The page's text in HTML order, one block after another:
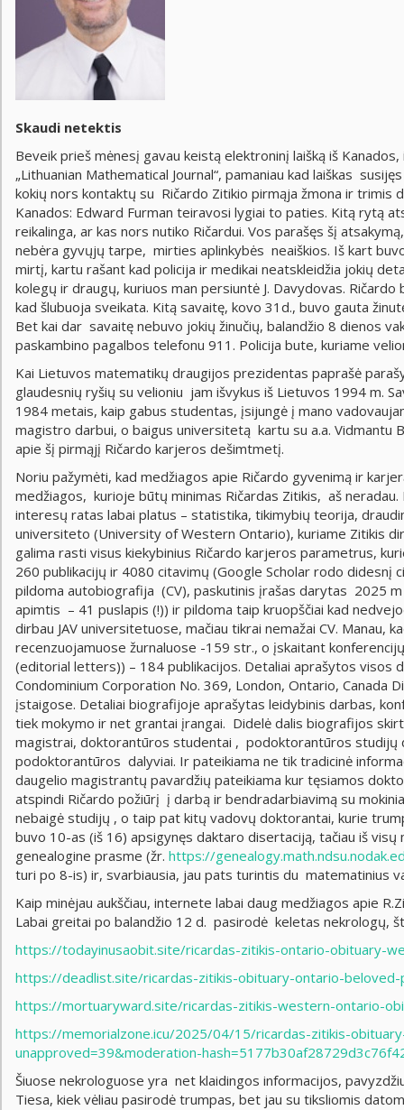
Skaudi netektis
Beveik prieš mėnesį gavau keistą elektroninį laišką iš
„Lithuanian Mathematical Journal“, pamaniau kad laiškas
kokių nors kontaktų su Ričardo Zitikio pirmąja žmona ir trimis
Kanados: Edward Furman teiravosi lygiai to paties. Kitą rytą
reikalinga, ar kas nors nutiko Ričardui. Vos parašęs šį
nebėra gyvųjų tarpe, mirties aplinkybės neaiškios. Iš kart
mirtį, kartu rašant kad policija ir medikai neatskleidžia jokių
kolegų ir draugų, kuriuos man persiuntė J. Davydovas.
kad šlubuoja sveikata. Kitą savaitę, kovo 31d., buvo gauta
Bet kai dar savaitę nebuvo jokių žinučių, balandžio 8 dienos
paskambino pagalbos telefonu 911. Policija bute, kuriame
Kai Lietuvos matematikų draugijos prezidentas paprašė
glaudesnių ryšių su velioniu jam išvykus iš Lietuvos 1994 m.
1984 metais, kaip gabus studentas, įsijungė į mano
magistro darbui, o baigus universitetą kartu su a.a. Vidmantu
apie šį pirmąjį Ričardo karjeros dešimtmetį.
Noriu pažymėti, kad medžiagos apie Ričardo gyvenimą ir
medžiagos, kurioje būtų minimas Ričardas Zitikis, aš
interesų ratas labai platus – statistika, tikimybių teorija,
universiteto (University of Western Ontario), kuriame Zitikis
galima rasti visus kiekybinius Ričardo karjeros parametrus,
260 publikacijų ir 4080 citavimų (Google Scholar rodo didesnį
pildoma autobiografija (CV), paskutinis įrašas darytas 2025
apimtis – 41 puslapis (!)) ir pildoma taip kruopščiai kad
dirbau JAV universitetuose, mačiau tikrai nemažai CV. Manau,
recenzuojamuose žurnaluose -159 str., o įskaitant
(editorial letters)) – 184 publikacijos. Detaliai aprašytos
Condominium Corporation No. 369, London, Ontario, Canada
įstaigose. Detaliai biografijoje aprašytas leidybinis darbas,
tiek mokymo ir net grantai įrangai. Didelė dalis biografijos
magistrai, doktorantūros studentai , podoktorantūros studijų
podoktorantūros dalyviai. Ir pateikiama ne tik tradicinė
daugelio magistrantų pavardžių pateikiama kur tęsiamos
atspindi Ričardo požiūrį į darbą ir bendradarbiavimą su
nebaigė studijų , o taip pat kitų vadovų doktorantai, kurie
buvo 10-as (iš 16) apsigynęs daktaro disertaciją, tačiau iš
genealogine prasme (žr. https://
turi po 8-is) ir, svarbiausia, jau pats turintis du matematinius
Kaip minėjau aukščiau, internete labai daug medžiagos apie
Labai greitai po balandžio 12 d. pasirodė keletas nekrologų,
https://todayinusaobit.site/ricardas-zitikis-ontario-obituary-
https://deadlist.site/ricardas-zitikis-obituary-ontario-
https://mortuaryward.site/ricardas-zitikis-western-ontario-
https://memorialzone.icu/2025/04/15/ricardas-zitikis-
unapproved=39&moderation-
Šiuose nekrologuose yra net klaidingos informacijos,
Tiesa, kiek vėliau pasirodė trumpas, bet jau su tiksliomis